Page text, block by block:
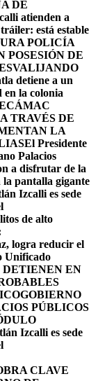
DE
atienden a
está estable
POLICÍA
POSESIÓN DE
detiene a un
en la colonia
TRAVÉS DE
LA
El Presidente
Palacios
a disfrutar de la
la pantalla gigante
Izcalli es sede
de alto
logra reducir el
Unificado
EN
GOBIERNO
PÚBLICOS
Izcalli es sede
CLAVE